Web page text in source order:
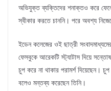
অভিযুক্ত ব্যক্তিদের শনাক্তও করে
স্বীকার করতে চাননি। পরে অবশ্য
ইডেন কলেজের ওই ছাত্রী
ফেসবুকে আরেকটি স্ট্যাটাস দিয়ে
চুপ করে না থাকার পরামর্শ দিয়েছেন।
বলেও মন্তব্য করেছেন তিনি।